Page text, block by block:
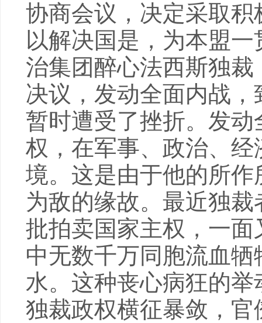
协商会议，决定采取
以解决国是，为本盟
治集团醉心法西斯独
决议，发动全面内战
暂时遭受了挫折。发
权，在军事、政治、
境。这是由于他的所
为敌的缘故。最近独
批拍卖国家主权，一
中无数千万同胞流血
水。这种丧心病狂的
独裁政权横征暴敛，